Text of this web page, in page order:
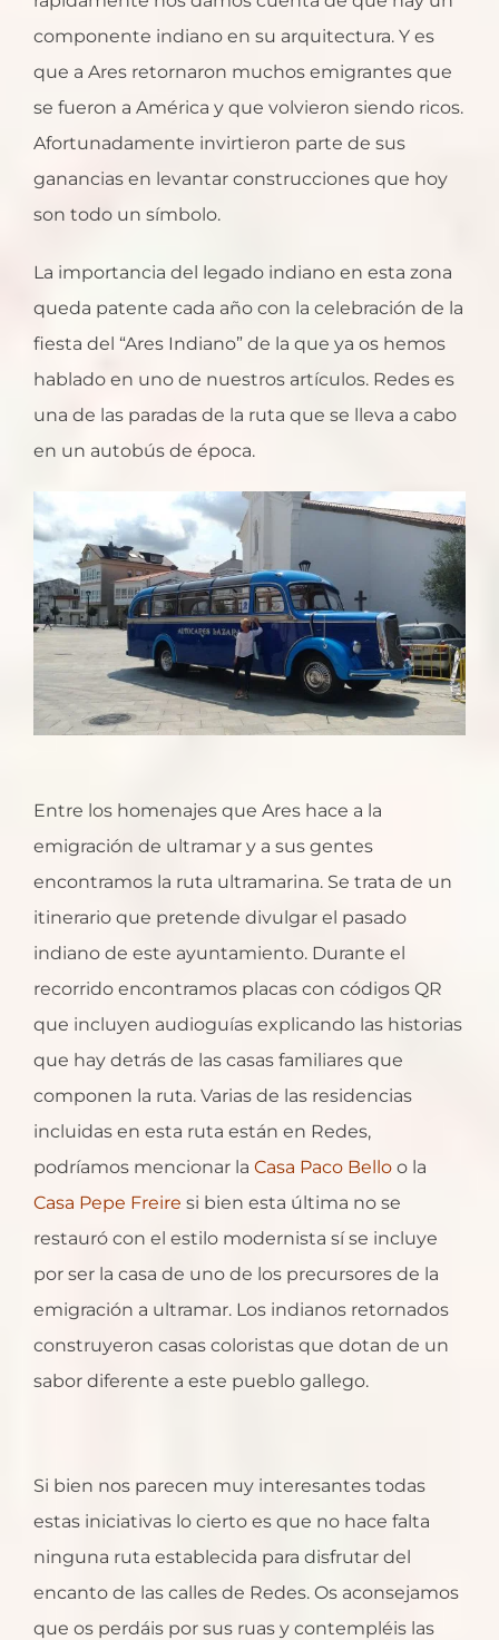
componente indiano en su arquitectura. Y es
que a Ares retornaron muchos emigrantes que
se fueron a América y que volvieron siendo ricos.
Afortunadamente invirtieron parte de sus
ganancias en levantar construcciones que hoy
son todo un símbolo.
La importancia del legado indiano en esta zona
queda patente cada año con la celebración de la
fiesta del “Ares Indiano” de la que ya os hemos
hablado en uno de nuestros artículos. Redes es
una de las paradas de la ruta que se lleva a cabo
en un autobús de época.
Entre los homenajes que Ares hace a la
emigración de ultramar y a sus gentes
encontramos la ruta ultramarina. Se trata de un
itinerario que pretende divulgar el pasado
indiano de este ayuntamiento. Durante el
recorrido encontramos placas con códigos QR
que incluyen audioguías explicando las historias
que hay detrás de las casas familiares que
componen la ruta. Varias de las residencias
incluidas en esta ruta están en Redes,
podríamos mencionar la Casa Paco Bello o la
Casa Pepe Freire si bien esta última no se
restauró con el estilo modernista sí se incluye
por ser la casa de uno de los precursores de la
emigración a ultramar. Los indianos retornados
construyeron casas coloristas que dotan de un
sabor diferente a este pueblo gallego.
Si bien nos parecen muy interesantes todas
estas iniciativas lo cierto es que no hace falta
ninguna ruta establecida para disfrutar del
encanto de las calles de Redes. Os aconsejamos
que os perdáis por sus ruas y contempléis las